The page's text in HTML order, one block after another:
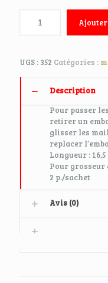
UGS : 352 Catégories :
Description
Pour passer
retirer un
glisser les
replacer
Longueur : 16,5
Pour grosseur
2 p./sachet
Avis (0)